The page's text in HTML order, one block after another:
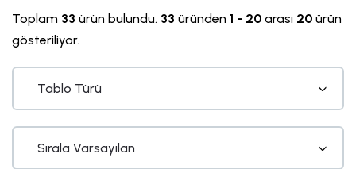
Toplam 33 ürün bulundu. 33 üründen 1 - 20 arası 20 ürün
gösteriliyor.